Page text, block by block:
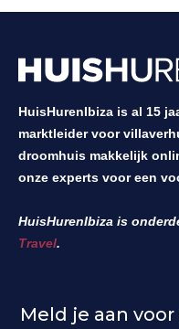
HuisHurenIbiza is al 15
marktleider voor
droomhuis makkelijk
onze experts voor een
HuisHurenIbiza is
Travel.
Meld je aan